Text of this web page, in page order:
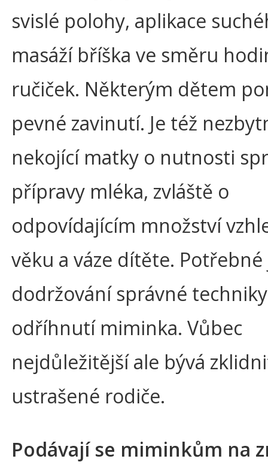
svislé polohy, aplikace
masáží bříška ve směru
ručiček. Některým dětem
pevné zavinutí. Je též
nekojící matky o nutnosti
přípravy mléka, zvláště o
odpovídajícím množství
věku a váze dítěte. Potřebné
dodržování správné
odříhnutí miminka. Vůbec
nejdůležitější ale bývá
ustrašené rodiče.
Podávají se miminkům na